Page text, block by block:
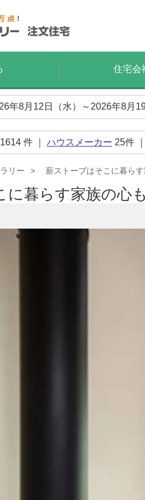
住宅会
年8月12日（水）～2026年8月
1614 件 ｜ ハウスメーカー 25件
リー 薪ストーブはそこに暮ら
に暮らす家族の心